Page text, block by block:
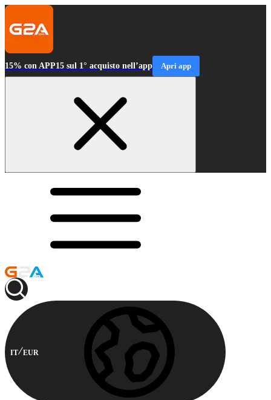
15% con APP15 sul 1° acquisto nell’app Apri app
IT EUR